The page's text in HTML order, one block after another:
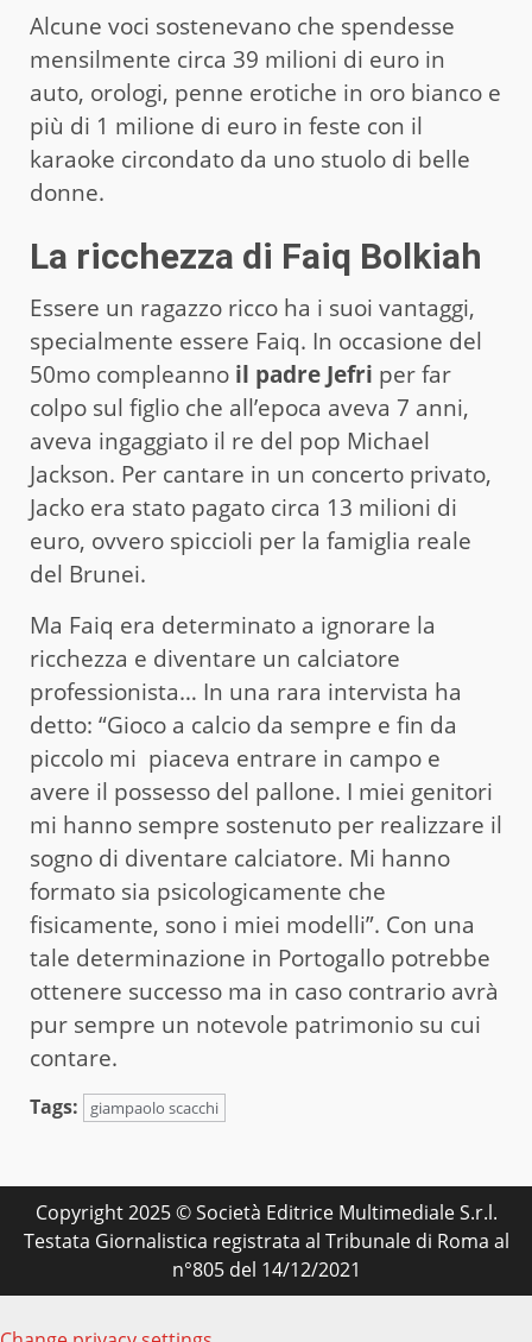
Alcune voci sostenevano che spendesse
mensilmente circa 39 milioni di euro in
auto, orologi, penne erotiche in oro bianco e
più di 1 milione di euro in feste con il
karaoke circondato da uno stuolo di belle
donne.
La ricchezza di Faiq Bolkiah
Essere un ragazzo ricco ha i suoi vantaggi,
specialmente essere Faiq. In occasione del
50mo compleanno il padre Jefri per far
colpo sul figlio che all’epoca aveva 7 anni,
aveva ingaggiato il re del pop Michael
Jackson. Per cantare in un concerto privato,
Jacko era stato pagato circa 13 milioni di
euro, ovvero spiccioli per la famiglia reale
del Brunei.
Ma Faiq era determinato a ignorare la
ricchezza e diventare un calciatore
professionista… In una rara intervista ha
detto: “Gioco a calcio da sempre e fin da
piccolo mi piaceva entrare in campo e
avere il possesso del pallone. I miei genitori
mi hanno sempre sostenuto per realizzare il
sogno di diventare calciatore. Mi hanno
formato sia psicologicamente che
fisicamente, sono i miei modelli”. Con una
tale determinazione in Portogallo potrebbe
ottenere successo ma in caso contrario avrà
pur sempre un notevole patrimonio su cui
contare.
Tags: giampaolo scacchi
Copyright 2025 © Società Editrice Multimediale S.r.l.
Testata Giornalistica registrata al Tribunale di Roma al
n°805 del 14/12/2021